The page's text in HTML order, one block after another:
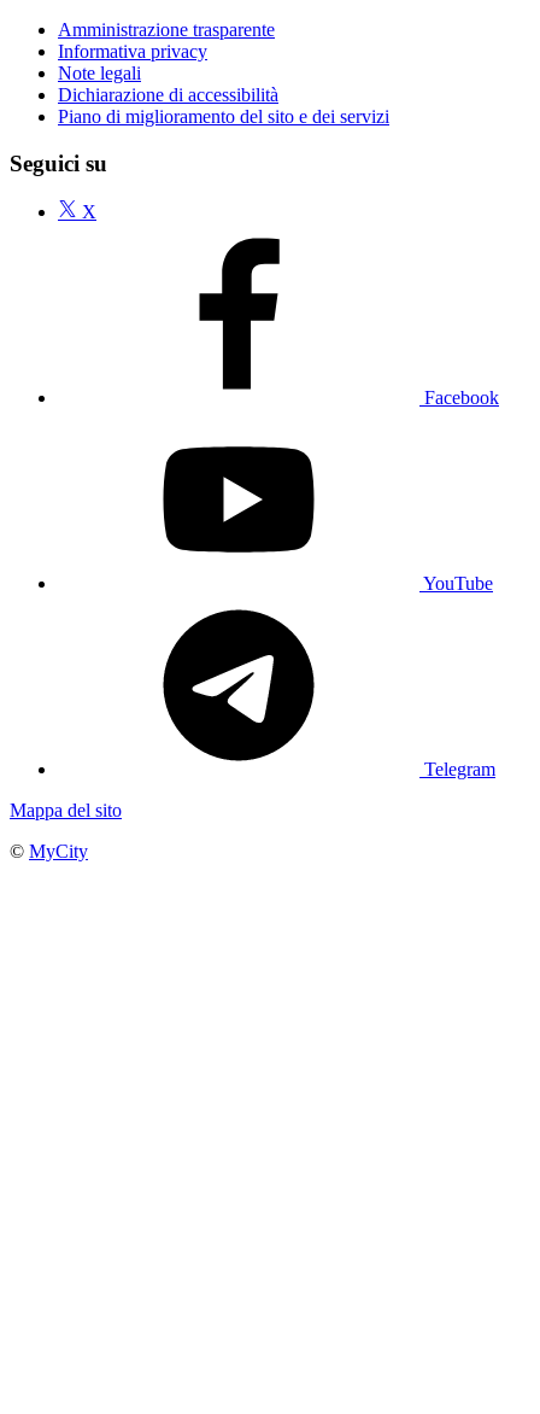
Amministrazione trasparente
Informativa privacy
Note legali
Dichiarazione di accessibilità
Piano di miglioramento del sito e dei servizi
Seguici su
X
Facebook
YouTube
Telegram
Mappa del sito
© MyCity